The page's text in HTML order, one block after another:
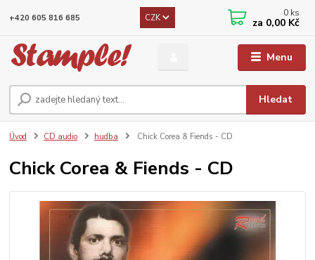
Menu
CZK
Hledat
+420 605 816 685 0 ks
za 0,00 Kč
Úvod CD audio hudba Chick Corea & Fiends - CD
Chick Corea & Fiends - CD